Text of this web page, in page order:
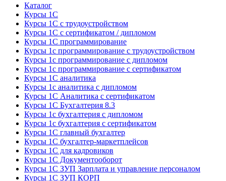
Каталог
Курсы 1С
Курсы 1С с трудоустройством
Курсы 1С с сертификатом / дипломом
Курсы 1С программирование
Курсы 1с программирование с трудоустройством
Курсы 1с программирование с дипломом
Курсы 1с программирование с сертификатом
Курсы 1С аналитика
Курсы 1с аналитика с дипломом
Курсы 1С Аналитика с сертификатом
Курсы 1С Бухгалтерия 8.3
Курсы 1с бухгалтерия с дипломом
Курсы 1с бухгалтерия с сертификатом
Курсы 1С главный бухгалтер
Курсы 1С бухгалтер-маркетплейсов
Курсы 1С для кадровиков
Курсы 1С Документооборот
Курсы 1С ЗУП Зарплата и управление персоналом
Курсы 1С ЗУП КОРП